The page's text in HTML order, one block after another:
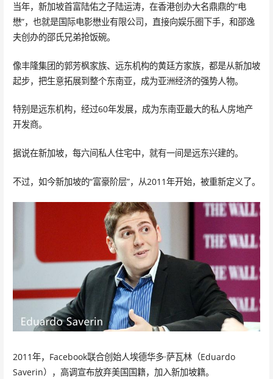
当年，新加坡首富陆佑之子陆运涛，在香港创办大名鼎鼎的“电
懋”，也就是国际电影懋业有限公司，直接向娱乐圈下手，和邵逸
夫创办的邵氏兄弟抢饭碗。
像丰隆集团的郭芳枫家族、远东机构的黄廷方家族，都是从新加坡
起步，把生意拓展到整个东南亚，成为亚洲经济的强势人物。
特别是远东机构，经过60年发展，成为东南亚最大的私人房地产
开发商。
据说在新加坡，每六间私人住宅中，就有一间是远东兴建的。
不过，如今新加坡的“富豪阶层”，从2011年开始，被重新定义了。
2011年，Facebook联合创始人埃德华多·萨瓦林（Eduardo
Saverin），高调宣布放弃美国国籍，加入新加坡籍。